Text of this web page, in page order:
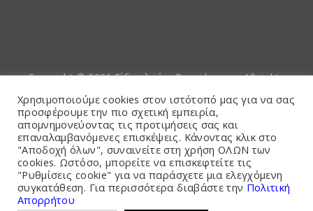
Copyright © 2026Είδη αλιείας Poseidwnn.gr. All rights
reserved. Powered by
PlexusCore
Όροι και Προϋποθέσεις
Χρησιμοποιούμε cookies στον ιστότοπό μας για να σας
προσφέρουμε την πιο σχετική εμπειρία,
απομνημονεύοντας τις προτιμήσεις σας και
επαναλαμβανόμενες επισκέψεις. Κάνοντας κλικ στο
"Αποδοχή όλων", συναινείτε στη χρήση ΟΛΩΝ των
cookies. Ωστόσο, μπορείτε να επισκεφτείτε τις
"Ρυθμίσεις cookie" για να παράσχετε μια ελεγχόμενη
συγκατάθεση. Για περισσότερα διαβάστε την Πολιτική
Απορρήτου